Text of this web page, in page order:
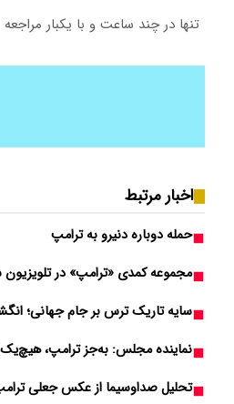
تنها در چند ساعت و با یکبار مراجعه
اخبار مرتبط
حمله دوباره دنیرو به ترامپ
مجموعه کمدی «ترامپ» در
سایه تاریک ترس بر جام جهانی؛
نماینده مجلس: به‌جز ترامپ، هیچ‌یک
تحلیل صداوسیما از عکس جعلی